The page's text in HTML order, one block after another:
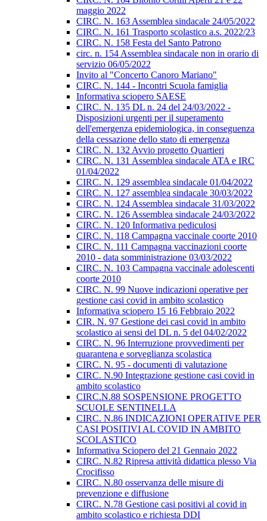
maggio 2022
CIRC. N. 163 Assemblea sindacale 24/05/2022
CIRC. N. 161 Trasporto scolastico a.s. 2022/23
CIRC. N. 158 Festa del Santo Patrono
circ. n. 154 Assemblea sindacale non in orario di
servizio 06/05/2022
Invito al "Concerto Canoro Mariano"
CIRC. N. 144 - Incontri Scuola famiglia
Informativa sciopero SAESE
CIRC. N. 135 DL n. 24 del 24/03/2022 -
Disposizioni urgenti per il superamento
dell'emergenza epidemiologica, in conseguenza
della cessazione dello stato di emergenza
CIRC. N. 132 Avvio progetto Quartieri
CIRC. N. 131 Assemblea sindacale ATA e IRC
01/04/2022
CIRC. N. 129 assemblea sindacale 01/04/2022
CIRC. N. 127 assemblea sindacale 30/03/2022
CIRC. N. 124 Assemblea sindacale 31/03/2022
CIRC. N. 126 Assemblea sindacale 24/03/2022
CIRC. N. 120 Informativa pediculosi
CIRC. N. 118 Campagna vaccinale coorte 2010
CIRC. N. 111 Campagna vaccinazioni coorte
2010 - data somministrazione 03/03/2022
CIRC. N. 103 Campagna vaccinale adolescenti
coorte 2010
CIRC. N. 99 Nuove indicazioni operative per
gestione casi covid in ambito scolastico
Informativa sciopero 15 16 Febbraio 2022
CIR. N. 97 Gestione dei casi covid in ambito
scolastico ai sensi del DL n. 5 del 04/02/2022
CIRC. N. 96 Interruzione provvedimenti per
quarantena e sorveglianza scolastica
CIRC. N. 95 - documenti di valutazione
CIRC. N.90 Integrazione gestione casi covid in
ambito scolastico
CIRC.N.88 SOSPENSIONE PROGETTO
SCUOLE SENTINELLA
CIRC. N.86 INDICAZIONI OPERATIVE PER
CASI POSITIVI AL COVID IN AMBITO
SCOLASTICO
Informativa Sciopero del 21 Gennaio 2022
CIRC. N.82 Ripresa attività didattica plesso Via
Crocifisso
CIRC. N.80 osservanza delle misure di
prevenzione e diffusione
CIRC. N.78 Gestione casi positivi al covid in
ambito scolastico e richiesta DDI